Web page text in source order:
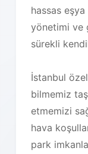
hassas
yönetimi ve
sürekli
İstanbul
bilmemiz
etmemizi
hava
park